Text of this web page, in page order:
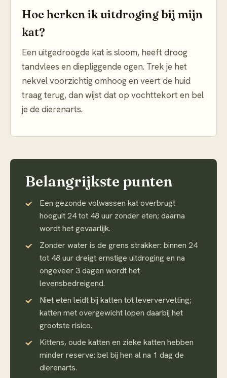
Hoe herken ik uitdroging bij mijn
kat?
Een uitgedroogde kat is sloom, heeft droog
tandvlees en diepliggende ogen. Trek je het
nekvel voorzichtig omhoog en veert de huid
traag terug, dan wijst dat op vochttekort en bel
je de dierenarts.
Belangrijkste punten
Een gezonde volwassen kat overbrugt
hooguit 24 tot 48 uur zonder eten; daarna
wordt het gevaarlijk.
Zonder water is de grens strakker: binnen 24
tot 48 uur dreigt ernstige uitdroging en na
ongeveer 3 dagen wordt het
levensbedreigend.
Niet eten leidt bij katten tot leververvetting;
katten met overgewicht lopen daarbij het
grootste risico.
Kittens, oude katten en zieke katten hebben
minder reserve: bel bij hen al na 1 dag de
dierenarts.